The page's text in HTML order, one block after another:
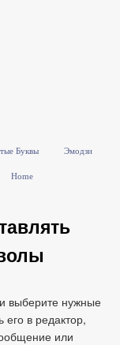
Буквы Эмодзи
Home
выберите нужные
в редактор,
или